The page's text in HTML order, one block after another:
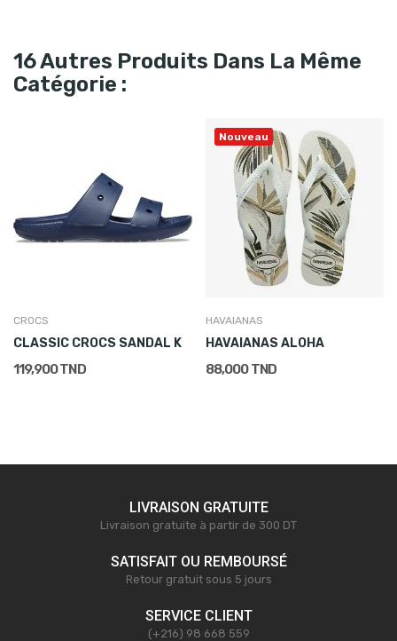
16 Autres Produits Dans La Même
Catégorie :
CROCS
CLASSIC CROCS SANDAL K
119,900 TND
Nouveau
HAVAIANAS
HAVAIANAS ALOHA
88,000 TND
LIVRAISON GRATUITE
Livraison gratuite à partir de 300 DT
SATISFAIT OU REMBOURSÉ
Retour gratuit sous 5 jours
SERVICE CLIENT
(+216) 98 668 559